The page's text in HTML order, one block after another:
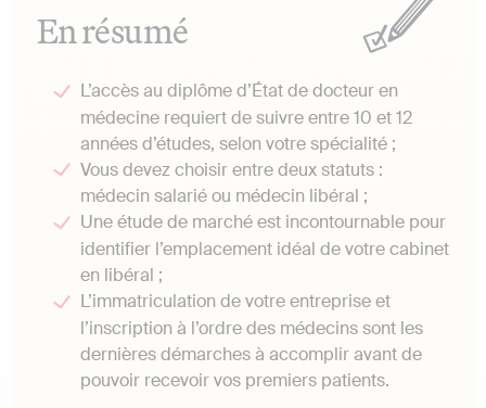
En résumé
L’accès au diplôme d’État de docteur en
médecine requiert de suivre entre 10 et 12
années d’études, selon votre spécialité ;
Vous devez choisir entre deux statuts :
médecin salarié ou médecin libéral ;
Une étude de marché est incontournable pour
identifier l’emplacement idéal de votre cabinet
en libéral ;
L’immatriculation de votre entreprise et
l’inscription à l’ordre des médecins sont les
dernières démarches à accomplir avant de
pouvoir recevoir vos premiers patients.